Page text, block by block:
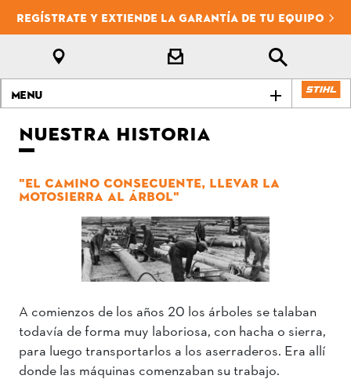
REGÍSTRATE Y EXTIENDE LA GARANTÍA DE TU EQUIPO
Menu
NUESTRA HISTORIA
"EL CAMINO CONSECUENTE, LLEVAR LA
MOTOSIERRA AL ÁRBOL"
A comienzos de los años 20 los árboles se talaban
todavía de forma muy laboriosa, con hacha o sierra,
para luego transportarlos a los aserraderos. Era allí
donde las máquinas comenzaban su trabajo.